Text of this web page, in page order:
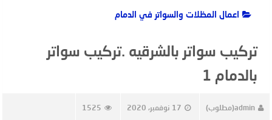
اعمال المظلات والسواتر في الدمام
تركيب سواتر بالشرقيه .تركيب سواتر
بالدمام 1
admin(مطلوب) 17 نوفمبر، 2020 1525